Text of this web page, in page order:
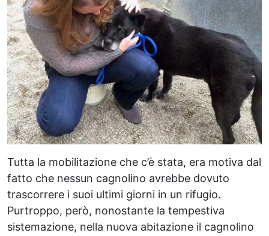
Tutta la mobilitazione che c’è stata, era motiva dal
fatto che nessun cagnolino avrebbe dovuto
trascorrere i suoi ultimi giorni in un rifugio.
Purtroppo, però, nonostante la tempestiva
sistemazione, nella nuova abitazione il cagnolino